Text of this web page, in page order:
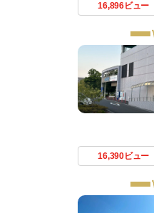
16,896ビュー
16,390ビュー